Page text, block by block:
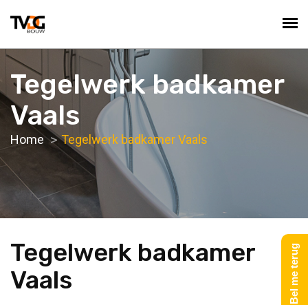
Tegelwerk badkamer
Vaals
Home Tegelwerk badkamer Vaals
Tegelwerk badkamer
Vaals
Bel me terug